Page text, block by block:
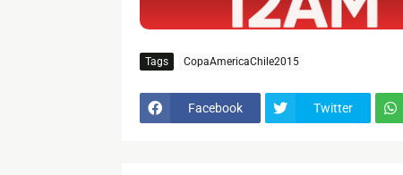
Tags CopaAmericaChile2015
Facebook Twitter